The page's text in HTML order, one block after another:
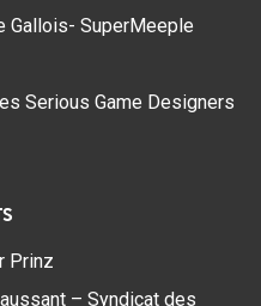
Gallois- SuperMeeple
Serious Game Designers
Prinz
– Syndicat des